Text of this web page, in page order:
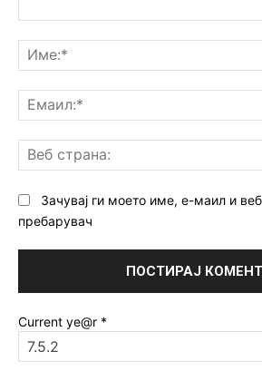
Зачувај ги моето име, е-маил и
пребарувач
Current ye@r *